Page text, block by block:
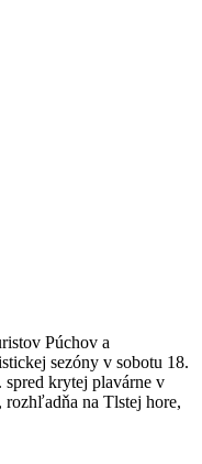
Púchov a
sezóny v sobotu 18.
krytej plavárne v
rozhľadňa na Tlstej hore,